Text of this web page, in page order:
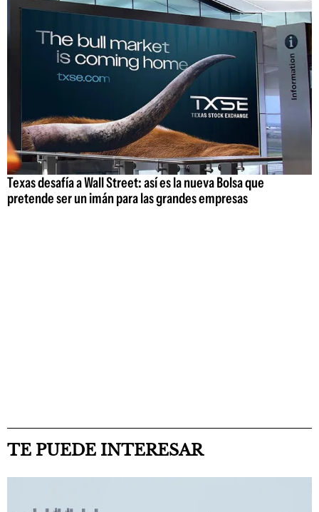
Texas desafía a Wall Street: así es la nueva Bolsa que
pretende ser un imán para las grandes empresas
TE PUEDE INTERESAR